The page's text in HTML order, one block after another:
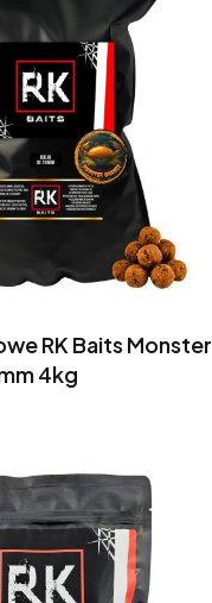
RK Baits Monster
4kg